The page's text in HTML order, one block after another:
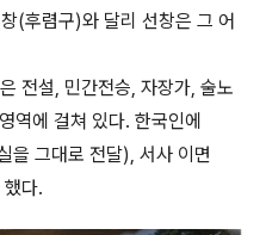
(후렴구)와 달리 선창은 그 어
전설, 민간전승, 자장가, 술노
역에 걸쳐 있다. 한국인에
을 그대로 전달), 서사 이면
다.